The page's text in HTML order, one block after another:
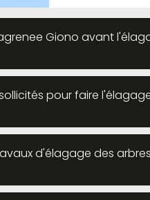
Giono avant
pour faire
d'élagage des